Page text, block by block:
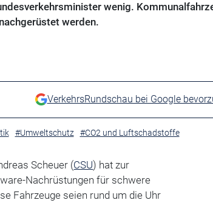
wenig.
werden.
VerkehrsRundschau bei Google
#Umweltschutz #CO2 und Luftschadstoffe
Scheuer (CSU) hat zur
Nachrüstungen für schwere
Fahrzeuge seien rund um die Uhr